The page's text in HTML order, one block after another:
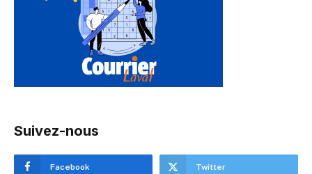
Suivez-nous
Facebook Twitter